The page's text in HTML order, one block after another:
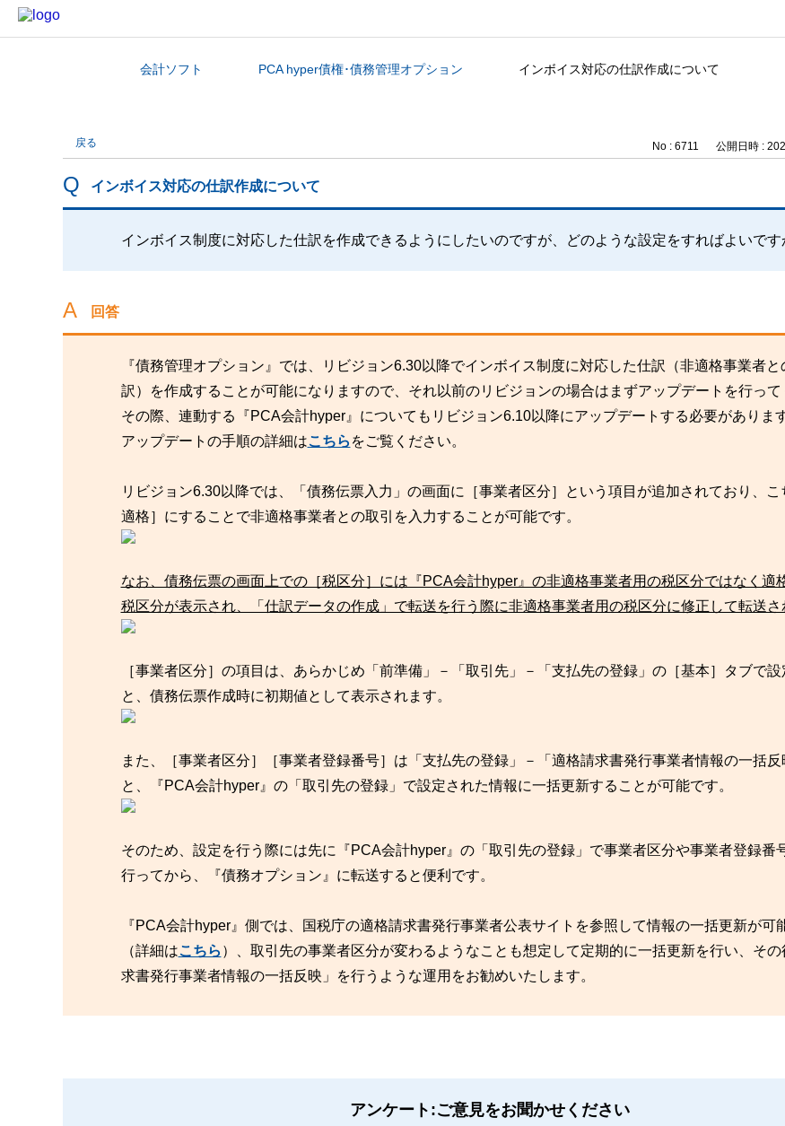
カテゴリから探す
会計ソフト PCA hyper債権･債務管理オプション インボイス対応の仕訳作成について
戻る No : 6711 公開日時 :
インボイス対応の仕訳作成について
インボイス制度に対応した仕訳を作成できるようにしたいのですが、どのような設定をすればよいです
回答
『債務管理オプション』では、リビジョン6.30以降でインボイス制度に対応した仕訳（非適格事業者と
訳）を作成することが可能になりますので、それ以前のリビジョンの場合はまずアップデートを行って
その際、連動する『PCA会計hyper』についてもリビジョン6.10以降にアップデートする必要があります
アップデートの手順の詳細はこちら をご覧ください。
リビジョン6.30以降では、「債務伝票入力」の画面に［事業者区分］という項目が追加されており、こ
適格］にすることで非適格事業者との取引を入力することが可能です。
なお、債務伝票の画面上での［税区分］には『PCA会計hyper』の非適格事業者用の税区分ではなく適
税区分が表示され、「仕訳データの作成」で転送を行う際に非適格事業者用の税区分に修正して転送さ
［事業者区分］の項目は、あらかじめ「前準備」－「取引先」－「支払先の登録」の［基本］タブで設
と、債務伝票作成時に初期値として表示されます。
また、［事業者区分］［事業者登録番号］は「支払先の登録」－「適格請求書発行事業者情報の一括反
と、『PCA会計hyper』の「取引先の登録」で設定された情報に一括更新することが可能です。
そのため、設定を行う際には先に『PCA会計hyper』の「取引先の登録」で事業者区分や事業者登録番
行ってから、『債務オプション』に転送すると便利です。
『PCA会計hyper』側では、国税庁の適格請求書発行事業者公表サイトを参照して情報の一括更新が可
（詳細はこちら ）、取引先の事業者区分が変わるようなことも想定して定期的に一括更新を行い、そ
求書発行事業者情報の一括反映」を行うような運用をお勧めいたします。
アンケート:ご意見をお聞かせください